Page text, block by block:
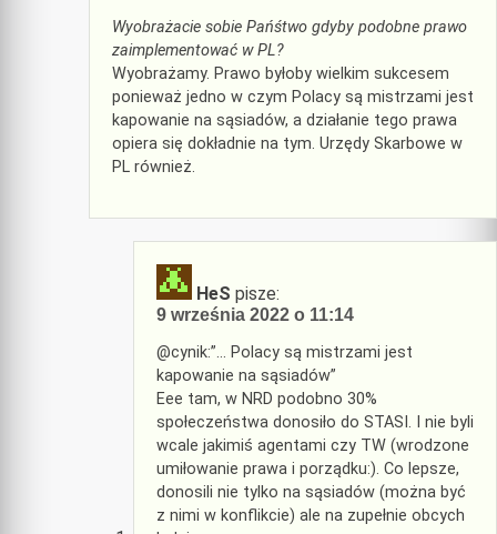
Wyobrażacie sobie Pańśtwo gdyby podobne prawo
zaimplementować w PL?
Wyobrażamy. Prawo byłoby wielkim sukcesem
ponieważ jedno w czym Polacy są mistrzami jest
kapowanie na sąsiadów, a działanie tego prawa
opiera się dokładnie na tym. Urzędy Skarbowe w
PL również.
HeS pisze:
9 września 2022 o 11:14
@cynik:”… Polacy są mistrzami jest
kapowanie na sąsiadów”
Eee tam, w NRD podobno 30%
społeczeństwa donosiło do STASI. I nie byli
wcale jakimiś agentami czy TW (wrodzone
umiłowanie prawa i porządku:). Co lepsze,
donosili nie tylko na sąsiadów (można być
z nimi w konflikcie) ale na zupełnie obcych